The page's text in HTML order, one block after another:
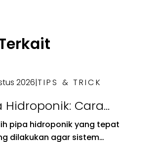
2026|TIPS & TRICK
Hidroponik: Cara
Ukuran Pipa
yang Tepat
pipa hidroponik yang tepat
dilakukan agar sistem